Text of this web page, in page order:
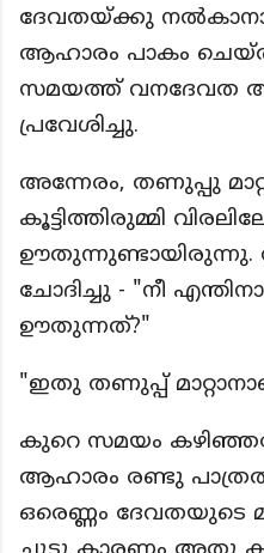
ദേവതയ്ക്കു
ആഹാരം പാകം
സമയത്ത് വനദേവത
പ്രവേശിച്ചു.
അന്നേരം, തണുപ്പു
കൂട്ടിത്തിരുമ്മി
ഊതുന്നുണ്ടായിരുന്നു.
ചോദിച്ചു - "നീ
ഊതുന്നത്?"
"ഇതു തണുപ്പ്
കുറെ സമയം
ആഹാരം രണ്ടു
ഒരെണ്ണം ദേവതയുടെ